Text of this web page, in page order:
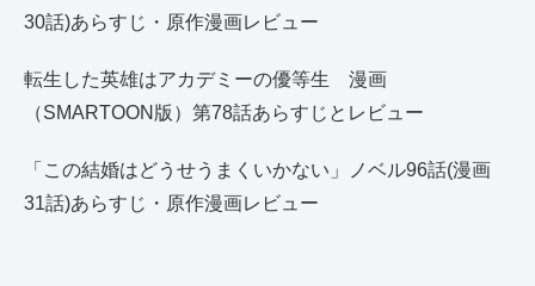
30話)あらすじ・原作漫画レビュー
転生した英雄はアカデミーの優等生 漫画
（SMARTOON版）第78話あらすじとレビュー
「この結婚はどうせうまくいかない」ノベル96話(漫画
31話)あらすじ・原作漫画レビュー